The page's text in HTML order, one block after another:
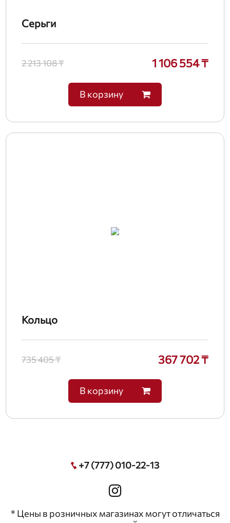
Серьги
2 213 108 ₸ 1 106 554 ₸
В корзину
Кольцо
735 405 ₸ 367 702 ₸
В корзину
+7 (777) 010-22-13
* Цены в розничных магазинах могут отличаться